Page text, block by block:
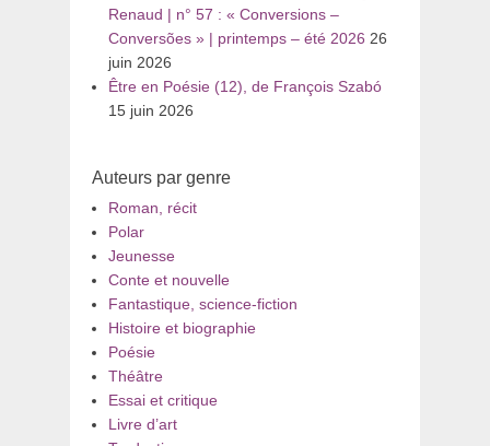
Renaud | n° 57 : « Conversions –
Conversões » | printemps – été 2026 26
juin 2026
Être en Poésie (12), de François Szabó
15 juin 2026
Auteurs par genre
Roman, récit
Polar
Jeunesse
Conte et nouvelle
Fantastique, science-fiction
Histoire et biographie
Poésie
Théâtre
Essai et critique
Livre d’art